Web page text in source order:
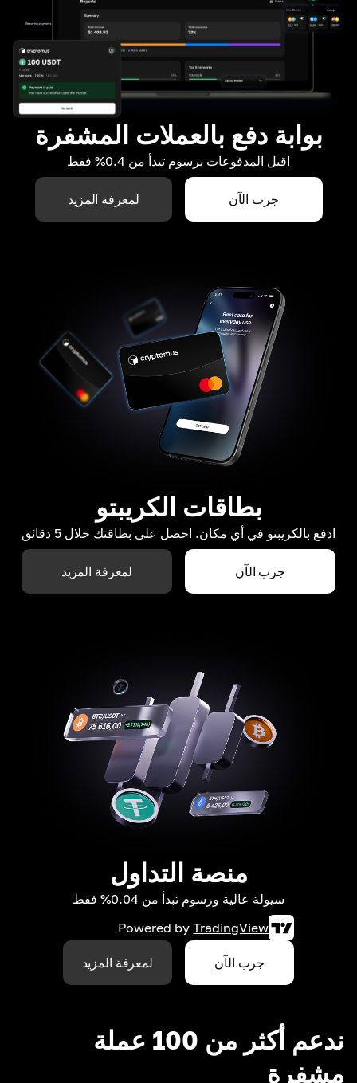
بوابة دفع بالعملات المشفرة
اقبل المدفوعات برسوم تبدأ من 0.4% فقط
جرب الآن لمعرفة المزيد
بطاقات الكريبتو
ادفع بالكريبتو في أي مكان. احصل على بطاقتك خلال 5 دقائق
جرب الآن لمعرفة المزيد
منصة التداول
سيولة عالية ورسوم تبدأ من 0.04% فقط
Powered by TradingView
جرب الآن لمعرفة المزيد
ندعم أكثر من 100 عملة
مشفرة